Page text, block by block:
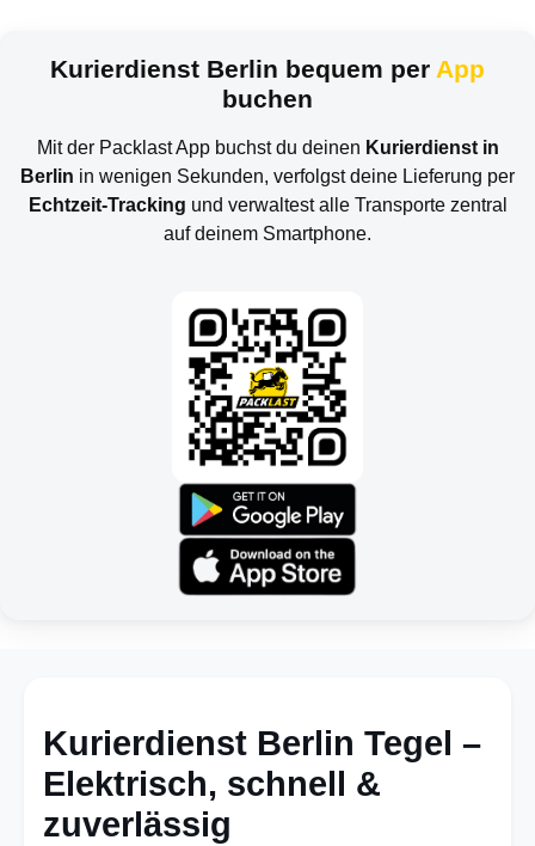
Kurierdienst Berlin bequem per App
buchen
Mit der Packlast App buchst du deinen Kurierdienst in
Berlin in wenigen Sekunden, verfolgst deine Lieferung per
Echtzeit-Tracking und verwaltest alle Transporte zentral
auf deinem Smartphone.
Kurierdienst Berlin Tegel –
Elektrisch, schnell &
zuverlässig